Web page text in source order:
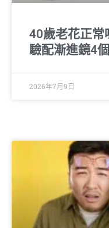
40歲老花正常
驗配漸進鏡4
2026年7月9日